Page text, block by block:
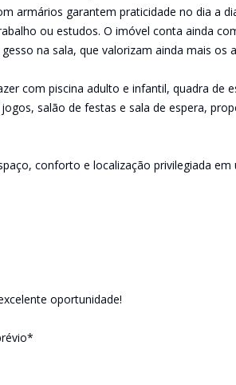
armários garantem praticidade no dia a
ou estudos. O imóvel conta ainda
na sala, que valorizam ainda mais os
com piscina adulto e infantil, quadra de
salão de festas e sala de espera,
conforto e localização privilegiada
oportunidade!